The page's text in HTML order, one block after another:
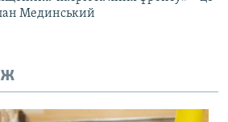
Мединський